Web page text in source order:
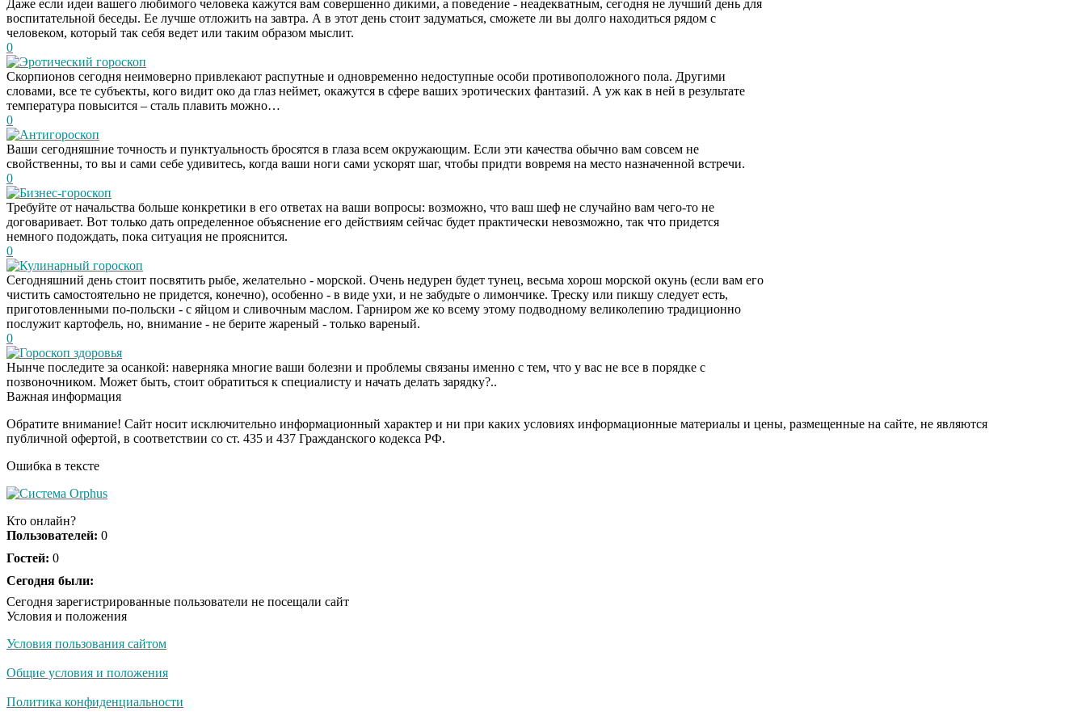
Даже если идеи вашего любимого человека кажутся вам совершенно дикими, а поведение - неадекватным, сегодня не лучший день для
воспитательной беседы. Ее лучше отложить на завтра. А в этот день стоит задуматься, сможете ли вы долго находиться рядом с
человеком, который так себя ведет или таким образом мыслит.
0
Эротический гороскоп
Скорпионов сегодня неимоверно привлекают распутные и одновременно недоступные особи противоположного пола. Другими
словами, все те субъекты, кого видит око да глаз неймет, окажутся в сфере ваших эротических фантазий. А уж как в ней в результате
температура повысится – сталь плавить можно…
0
Антигороскоп
Ваши сегодняшние точность и пунктуальность бросятся в глаза всем окружающим. Если эти качества обычно вам совсем не
свойственны, то вы и сами себе удивитесь, когда ваши ноги сами ускорят шаг, чтобы придти вовремя на место назначенной встречи.
0
Бизнес-гороскоп
Требуйте от начальства больше конкретики в его ответах на ваши вопросы: возможно, что ваш шеф не случайно вам чего-то не
договаривает. Вот только дать определенное объяснение его действиям сейчас будет практически невозможно, так что придется
немного подождать, пока ситуация не прояснится.
0
Кулинарный гороскоп
Сегодняшний день стоит посвятить рыбе, желательно - морской. Очень недурен будет тунец, весьма хорош морской окунь (если вам его
чистить самостоятельно не придется, конечно), особенно - в виде ухи, и не забудьте о лимончике. Треску или пикшу следует есть,
приготовленными по-польски - с яйцом и сливочным маслом. Гарниром же ко всему этому подводному великолепию традиционно
послужит картофель, но, внимание - не берите жареный - только вареный.
0
Гороскоп здоровья
Нынче последите за осанкой: наверняка многие ваши болезни и проблемы связаны именно с тем, что у вас не все в порядке с
позвоночником. Может быть, стоит обратиться к специалисту и начать делать зарядку?..
Важная информация
Обратите внимание! Сайт носит исключительно информационный характер и ни при каких условиях информационные материалы и цены, размещенные на сайте, не являются
публичной офертой, в соответствии со ст. 435 и 437 Гражданского кодекса РФ.
Ошибка в тексте
Кто онлайн?
Пользователей: 0
Гостей: 0
Сегодня были:
Сегодня зарегистрированные пользователи не посещали сайт
Условия и положения
Условия пользования сайтом
Общие условия и положения
Политика конфиденциальности